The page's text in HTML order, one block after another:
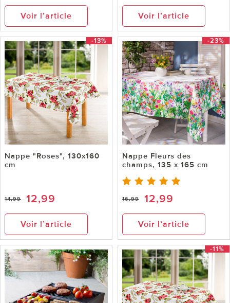
Voir l’article Voir l’article
-13%
Nappe "Roses", 130x160
cm
14,99 12,99
Voir l’article
-23%
Nappe Fleurs des
champs, 135 x 165 cm
16,99 12,99
Voir l’article
-11%